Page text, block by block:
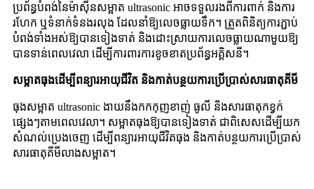
ប្រព័ន្ធបំពង់នៃម៉ាស៊ីនសម្អាត ultrasonic អាចទទួលរងពីការពាក់ និងការ
រហែក ឬទំនាក់ទំនងរលុង ដែលនាំឱ្យលេចធ្លាយទឹក។ ត្រួតពិនិត្យការភ្ជាប់
បំពង់ទាំងអស់ឱ្យបានទៀងទាត់ និងដោះស្រាយការលេចធ្លាយណាមួយឱ្យ
បានទាន់ពេលវេលា ដើម្បីការពារការខូចខាតប្រព័ន្ធអគ្គិសនី។
សម្អាតធុងដើម្បីពន្យារអាយុជីវិត និងកាត់បន្ថយការប្រើប្រាស់សារធាតុគីមី
ធុងសម្អាត ultrasonic ងាយនឹងកកកុញខាញ់ ធូលី និងសារធាតុកខ្វក់
ផ្សេងៗតាមពេលវេលា។ សម្អាតធុងឱ្យបានទៀងទាត់ ជាពិសេសដើម្បីយក
សំណល់ប្រេងចេញ ដើម្បីពន្យារអាយុជីវិតធុង និងកាត់បន្ថយការប្រើប្រាស់
សារធាតុគីមីលាងសម្អាត។